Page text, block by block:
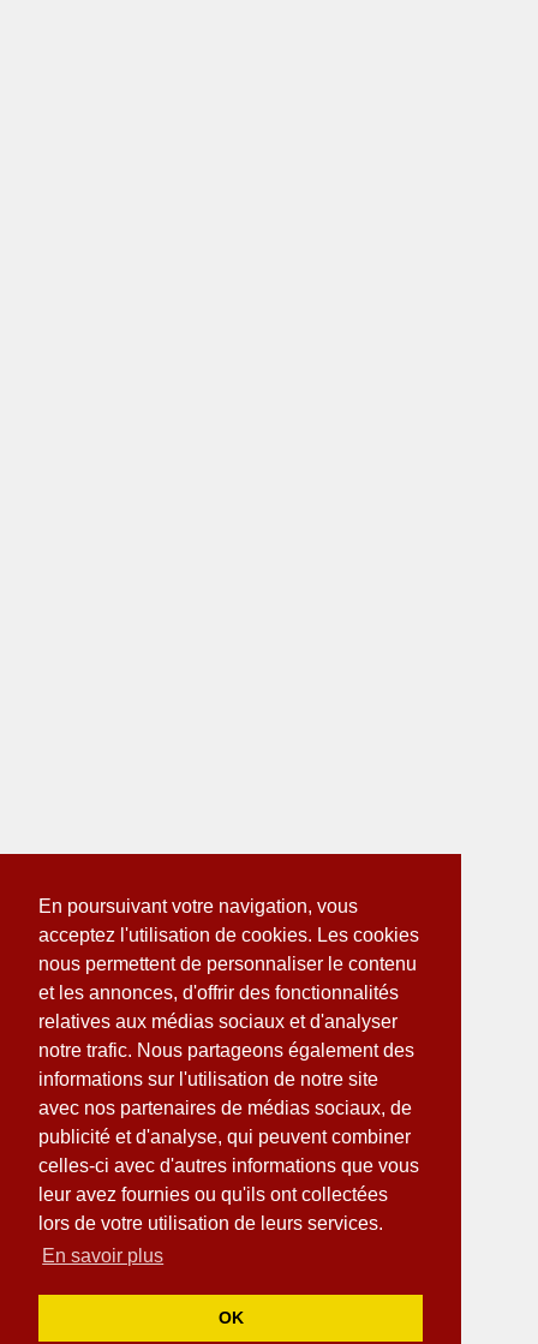
En poursuivant votre navigation, vous
acceptez l'utilisation de cookies. Les cookies
nous permettent de personnaliser le contenu
et les annonces, d'offrir des fonctionnalités
relatives aux médias sociaux et d'analyser
notre trafic. Nous partageons également des
informations sur l'utilisation de notre site
avec nos partenaires de médias sociaux, de
publicité et d'analyse, qui peuvent combiner
celles-ci avec d'autres informations que vous
leur avez fournies ou qu'ils ont collectées
lors de votre utilisation de leurs services.
En savoir plus
OK